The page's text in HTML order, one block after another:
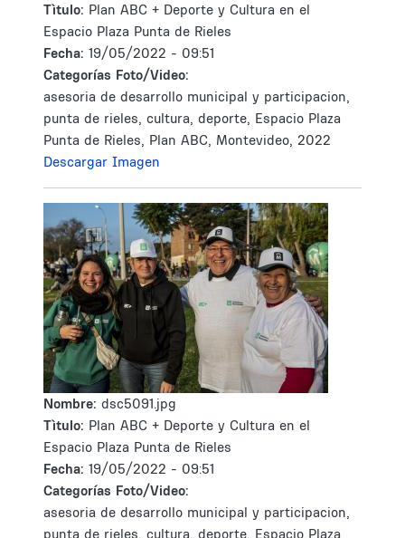
Tìtulo: Plan ABC + Deporte y Cultura en el
Espacio Plaza Punta de Rieles
Fecha: 19/05/2022 - 09:51
Categorías Foto/Video:
asesoria de desarrollo municipal y participacion,
punta de rieles, cultura, deporte, Espacio Plaza
Punta de Rieles, Plan ABC, Montevideo, 2022
Descargar Imagen
Nombre: dsc5091.jpg
Tìtulo: Plan ABC + Deporte y Cultura en el
Espacio Plaza Punta de Rieles
Fecha: 19/05/2022 - 09:51
Categorías Foto/Video:
asesoria de desarrollo municipal y participacion,
punta de rieles, cultura, deporte, Espacio Plaza